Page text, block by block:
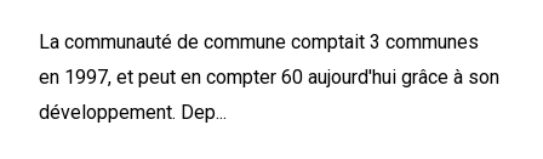
La communauté de commune comptait 3 communes
en 1997, et peut en compter 60 aujourd'hui grâce à son
développement. Dep...